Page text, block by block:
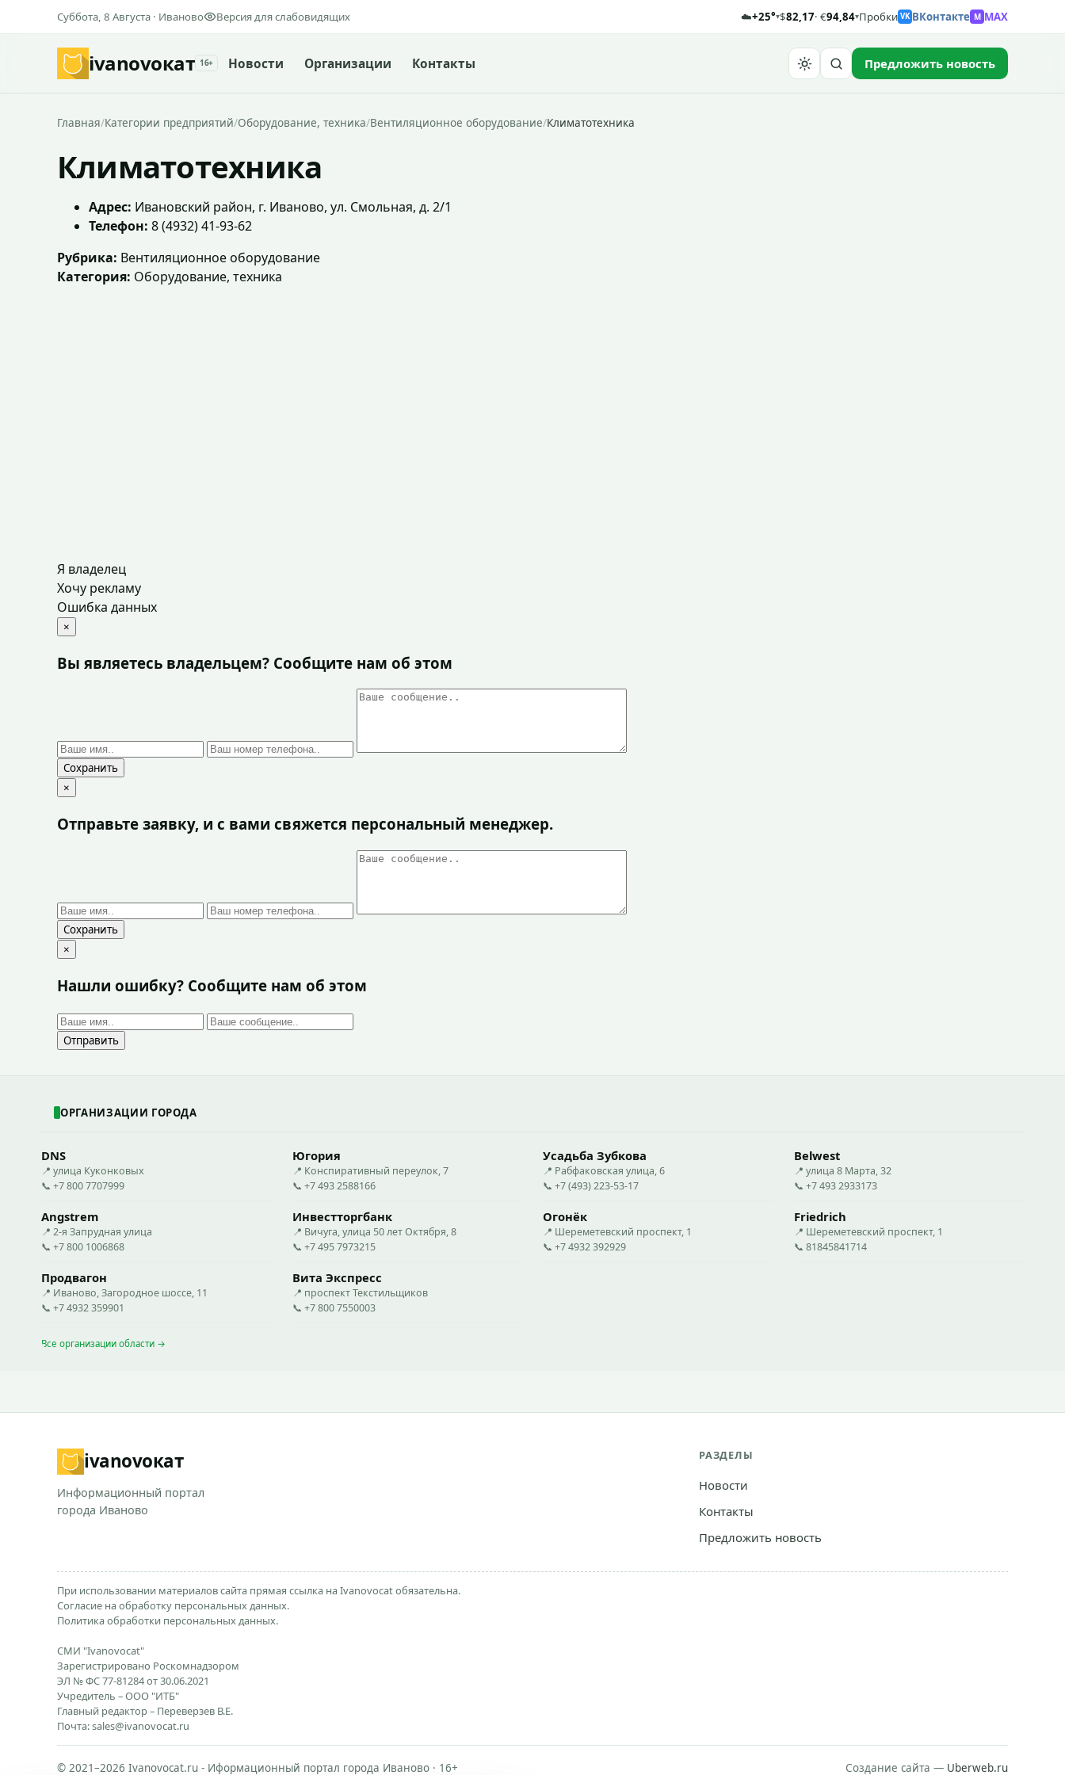
Суббота, 8 Августа · Иваново Версия для слабовидящих ☁️+25°▾$82,17· €94,84▾Пробки VK ВКонтакте M MAX
ivanovoкат 16+ Новости Организации Контакты Предложить новость
Главная/Категории предприятий/Оборудование, техника/Вентиляционное оборудование/Климатотехника
Климатотехника
Адрес: Ивановский район, г. Иваново, ул. Смольная, д. 2/1
Телефон: 8 (4932) 41-93-62
Рубрика: Вентиляционное оборудование
Категория: Оборудование, техника
Я владелец
Хочу рекламу
Ошибка данных
×
Вы являетесь владельцем? Сообщите нам об этом
Сохранить
×
Отправьте заявку, и с вами свяжется персональный менеджер.
Сохранить
×
Нашли ошибку? Сообщите нам об этом
Отправить
ОРГАНИЗАЦИИ ГОРОДА
DNS
📍 улица Куконковых
📞 +7 800 7707999
Югория
📍 Конспиративный переулок, 7
📞 +7 493 2588166
Усадьба Зубкова
📍 Рабфаковская улица, 6
📞 +7 (493) 223-53-17
Belwest
📍 улица 8 Марта, 32
📞 +7 493 2933173
Angstrem
📍 2-я Запрудная улица
📞 +7 800 1006868
Инвестторгбанк
📍 Вичуга, улица 50 лет Октября, 8
📞 +7 495 7973215
Огонёк
📍 Шереметевский проспект, 1
📞 +7 4932 392929
Friedrich
📍 Шереметевский проспект, 1
📞 81845841714
Продвагон
📍 Иваново, Загородное шоссе, 11
📞 +7 4932 359901
Вита Экспресс
📍 проспект Текстильщиков
📞 +7 800 7550003
Все организации области →
ivanovoкат
Информационный портал
города Иваново
РАЗДЕЛЫ
Новости
Контакты
Предложить новость
При использовании материалов сайта прямая ссылка на Ivanovocat обязательна.
Согласие на обработку персональных данных.
Политика обработки персональных данных.
СМИ "Ivanovocat"
Зарегистрировано Роскомнадзором
ЭЛ № ФС 77-81284 от 30.06.2021
Учредитель – ООО "ИТБ"
Главный редактор – Переверзев В.Е.
Почта:sales@ivanovocat.ru
© 2021–2026 Ivanovocat.ru - Иформационный портал города Иваново · 16+ Создание сайта — Uberweb.ru